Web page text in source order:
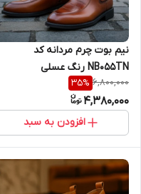
نیم بوت چرم مردانه کد
NB055TN رنگ عسلی
6,800,000
35%
4,380,000
افزودن به سبد